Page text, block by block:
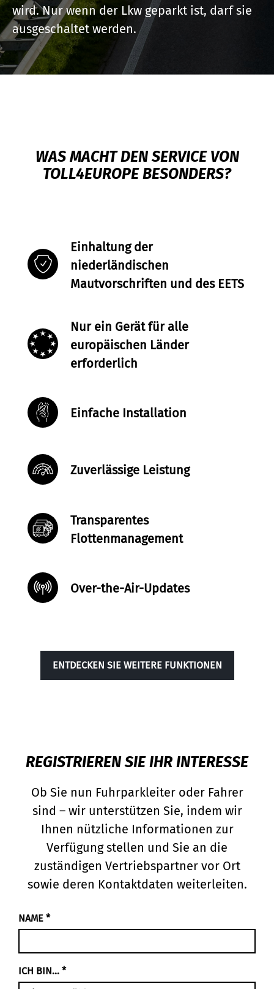
wird. Nur wenn der Lkw geparkt ist, darf sie
ausgeschaltet werden.
WAS MACHT DEN SERVICE VON
TOLL4EUROPE BESONDERS?
Einhaltung der
niederländischen
Mautvorschriften und des EETS
Nur ein Gerät für alle
europäischen Länder
erforderlich
Einfache Installation
Zuverlässige Leistung
Transparentes
Flottenmanagement
Over-the-Air-Updates
ENTDECKEN SIE WEITERE FUNKTIONEN
REGISTRIEREN SIE IHR INTERESSE
Ob Sie nun Fuhrparkleiter oder Fahrer
sind – wir unterstützen Sie, indem wir
Ihnen nützliche Informationen zur
Verfügung stellen und Sie an die
zuständigen Vertriebspartner vor Ort
sowie deren Kontaktdaten weiterleiten.
NAME *
ICH BIN... *